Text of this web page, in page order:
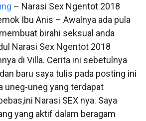
– Narasi Sex Ngentot 2018
Ibu Anis – Awalnya ada pula
birahi seksual anda
Narasi Sex Ngentot 2018
di Villa. Cerita ini sebetulnya
baru saya tulis pada posting ini
uneg-uneg yang terdapat
Narasi SEX nya. Saya
yang aktif dalam beragam